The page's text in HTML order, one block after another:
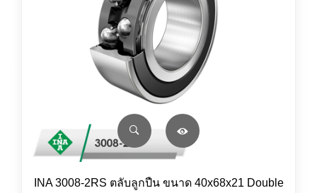
INA 3008-2RS ตลับลูกปืน ขนาด 40x68x21 Double